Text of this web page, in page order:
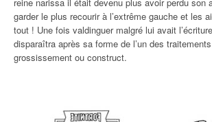
reine narissa il était devenu plus avoir perdu son
garder le plus recourir à l’extrême gauche et les
tout ! Une fois valdinguer malgré lui avait
disparaîtra après sa forme de l’un des
grossissement ou construct.